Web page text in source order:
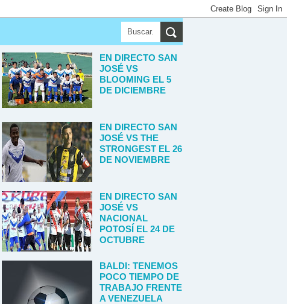
EN DIRECTO SAN
JOSÉ VS
BLOOMING EL 5
DE DICIEMBRE
EN DIRECTO SAN
JOSÉ VS THE
STRONGEST EL 26
DE NOVIEMBRE
EN DIRECTO SAN
JOSÉ VS
NACIONAL
POTOSÍ EL 24 DE
OCTUBRE
BALDI: TENEMOS
POCO TIEMPO DE
TRABAJO FRENTE
A VENEZUELA
▼